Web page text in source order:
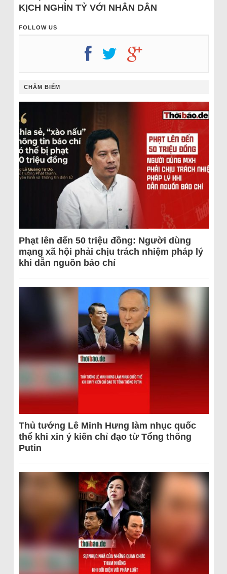
KỊCH NGHÌN TỶ VỚI NHÂN DÂN
FOLLOW US
CHÂM BIẾM
Phạt lên đến 50 triệu đồng: Người dùng
mạng xã hội phải chịu trách nhiệm pháp lý
khi dẫn nguồn báo chí
Thủ tướng Lê Minh Hưng làm nhục quốc
thể khi xin ý kiến chỉ đạo từ Tổng thống
Putin